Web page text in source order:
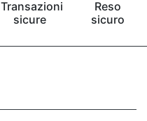
Transazioni
sicure
Reso
sicuro